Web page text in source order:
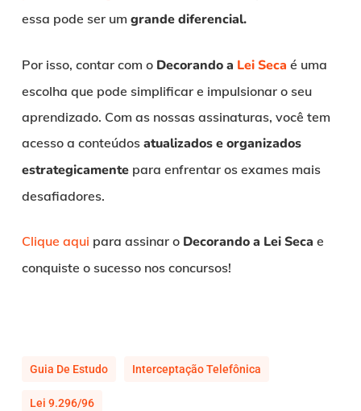
essa pode ser um grande diferencial.
Por isso, contar com oDecorando a Lei Seca é uma
escolha que pode simplificar e impulsionar o seu
aprendizado. Com as nossas assinaturas, você tem
acesso a conteúdos atualizados e organizados
estrategicamente para enfrentar os exames mais
desafiadores.
Clique aqui para assinar o Decorando a Lei Seca e
conquiste o sucesso nos concursos!
Guia De Estudo Interceptação Telefônica
Lei 9.296/96